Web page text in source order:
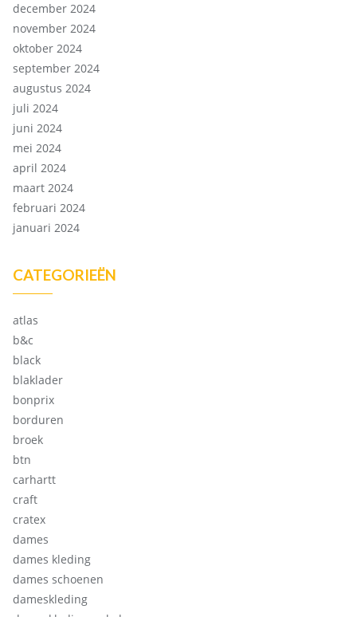
december 2024
november 2024
oktober 2024
september 2024
augustus 2024
juli 2024
juni 2024
mei 2024
april 2024
maart 2024
februari 2024
januari 2024
CATEGORIEËN
atlas
b&c
black
blaklader
bonprix
borduren
broek
btn
carhartt
craft
cratex
dames
dames kleding
dames schoenen
dameskleding